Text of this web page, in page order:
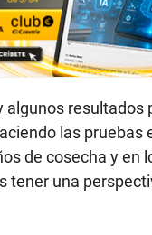
algunos resultados
las pruebas
de cosecha y en
tener una